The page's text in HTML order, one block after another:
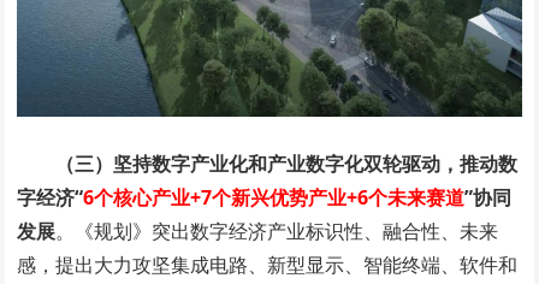
（三）坚持数字产业化和产业数字化双轮驱动，推动数
字经济“6个核心产业+7个新兴优势产业+6个未来赛道”协同
发展。《规划》突出数字经济产业标识性、融合性、未来
感，提出大力攻坚集成电路、新型显示、智能终端、软件和